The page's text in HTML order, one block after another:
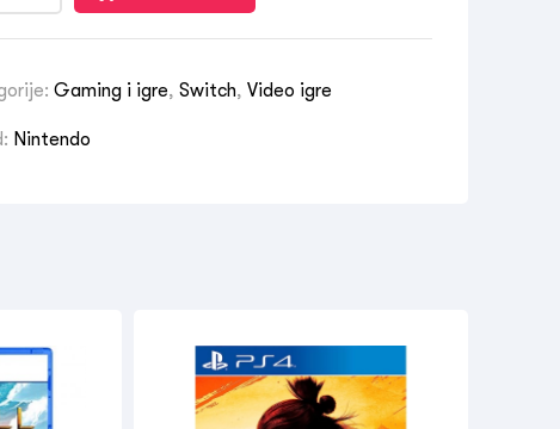
Gaming i igre, Switch, Video igre
Nintendo